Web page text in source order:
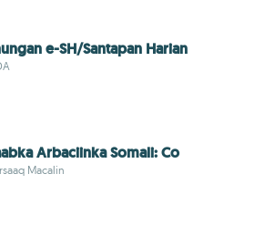
e-SH/Santapan Harian
Arbaciinka Somali: Co
Macalin